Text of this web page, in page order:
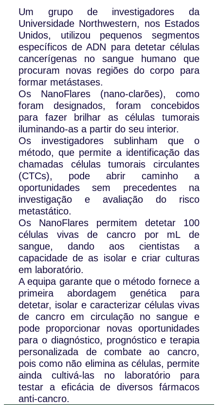
Um grupo de investigadores da
Universidade Northwestern, nos Estados
Unidos, utilizou pequenos segmentos
específicos de ADN para detetar células
cancerígenas no sangue humano que
procuram novas regiões do corpo para
formar metástases.
Os NanoFlares (nano-clarões), como
foram designados, foram concebidos
para fazer brilhar as células tumorais
iluminando-as a partir do seu interior.
Os investigadores sublinham que o
método, que permite a identificação das
chamadas células tumorais circulantes
(CTCs), pode abrir caminho a
oportunidades sem precedentes na
investigação e avaliação do risco
metastático.
Os NanoFlares permitem detetar 100
células vivas de cancro por mL de
sangue, dando aos cientistas a
capacidade de as isolar e criar culturas
em laboratório.
A equipa garante que o método fornece a
primeira abordagem genética para
detetar, isolar e caracterizar células vivas
de cancro em circulação no sangue e
pode proporcionar novas oportunidades
para o diagnóstico, prognóstico e terapia
personalizada de combate ao cancro,
pois como não elimina as células, permite
ainda cultivá-las no laboratório para
testar a eficácia de diversos fármacos
anti-cancro.